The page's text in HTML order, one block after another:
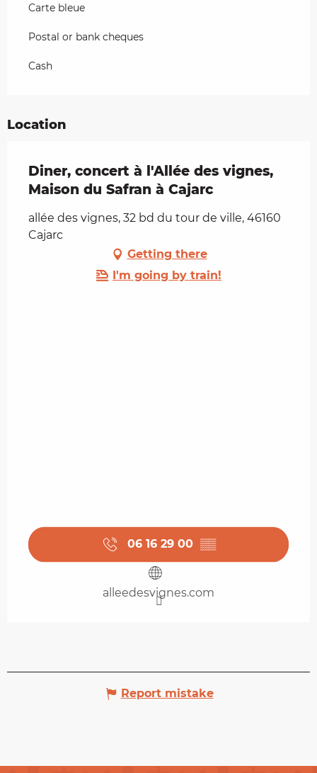
Carte bleue
Postal or bank cheques
Cash
Location
Diner, concert à l'Allée des vignes,
Maison du Safran à Cajarc
allée des vignes, 32 bd du tour de ville, 46160
Cajarc
Getting there
I'm going by train!
06 16 29 00 ▒▒
alleedesvignes.com
Report mistake